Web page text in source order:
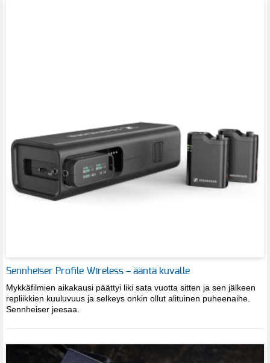
Sennheiser Profile Wireless – ääntä kuvalle
Mykkäfilmien aikakausi päättyi liki sata vuotta sitten ja sen jälkeen
repliikkien kuuluvuus ja selkeys onkin ollut alituinen puheenaihe.
Sennheiser jeesaa.